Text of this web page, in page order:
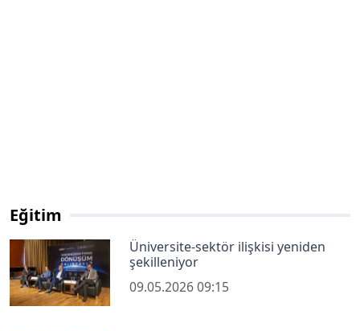
Eğitim
Üniversite-sektör ilişkisi yeniden
şekilleniyor
09.05.2026 09:15